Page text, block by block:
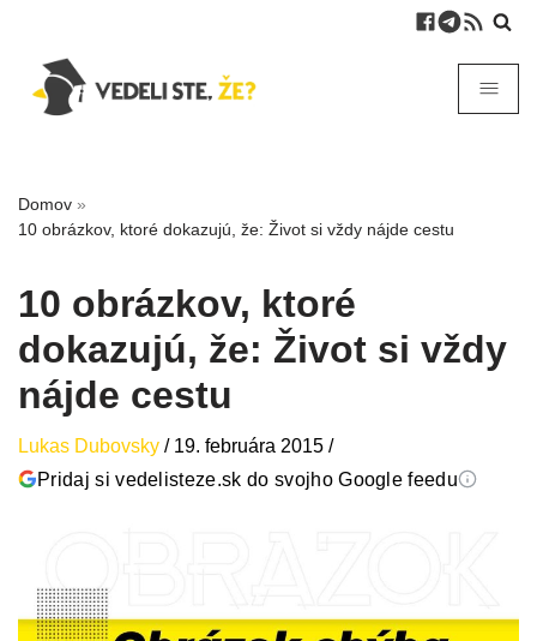
Domov »
10 obrázkov, ktoré dokazujú, že: Život si vždy nájde cestu
10 obrázkov, ktoré
dokazujú, že: Život si vždy
nájde cestu
Lukas Dubovsky / 19. februára 2015 /
Pridaj si vedelisteze.sk do svojho Google feedu